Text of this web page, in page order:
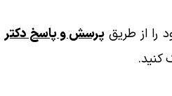
را از طریق پرسش و پاسخ دکتر
کنید.